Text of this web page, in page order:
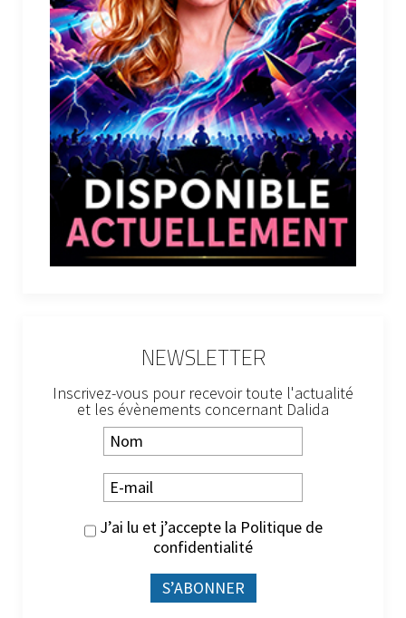
NEWSLETTER
Inscrivez-vous pour recevoir toute l'actualité
et les évènements concernant Dalida
J’ai lu et j’accepte la Politique de
confidentialité